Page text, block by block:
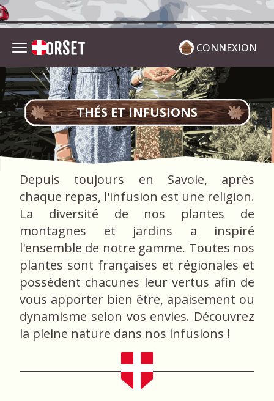
CONNEXION
THÉS ET INFUSIONS
Depuis toujours en Savoie, après
chaque repas, l'infusion est une religion.
La diversité de nos plantes de
montagnes et jardins a inspiré
l'ensemble de notre gamme. Toutes nos
plantes sont françaises et régionales et
possèdent chacunes leur vertus afin de
vous apporter bien être, apaisement ou
dynamisme selon vos envies. Découvrez
la pleine nature dans nos infusions !